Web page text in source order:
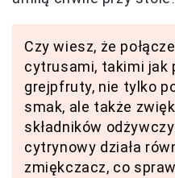
Czy wiesz, że
cytrusami, takimi jak
grejpfruty, nie tylko
smak, ale także
składników
cytrynowy działa
zmiękczacz, co